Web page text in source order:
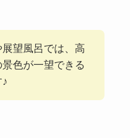
望風呂では、高
色が一望できる